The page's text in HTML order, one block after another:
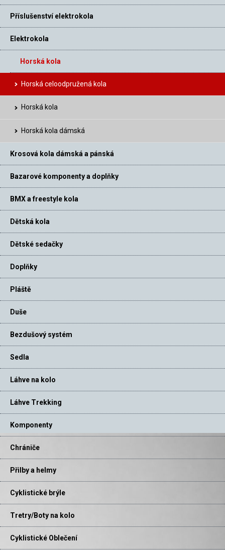
Příslušenství elektrokola
Elektrokola
Horská kola
Horská celoodpružená kola
Horská kola
Horská kola dámská
Krosová kola dámská a pánská
Bazarové komponenty a doplňky
BMX a freestyle kola
Dětská kola
Dětské sedačky
Doplňky
Pláště
Duše
Bezdušový systém
Sedla
Láhve na kolo
Láhve Trekking
Komponenty
Chrániče
Přilby a helmy
Cyklistické brýle
Tretry/Boty na kolo
Cyklistické Oblečení